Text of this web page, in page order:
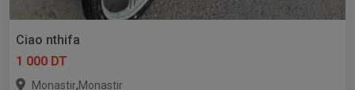
Ciao nthifa
1 000 DT
Monastir,Monastir